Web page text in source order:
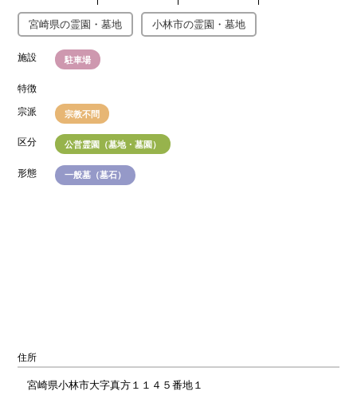
宮崎県の霊園・墓地 小林市の霊園・墓地
施設 駐車場
特徴
宗派 宗教不問
区分 公営霊園（墓地・墓園）
形態 一般墓（墓石）
住所
宮崎県小林市大字真方１１４５番地１